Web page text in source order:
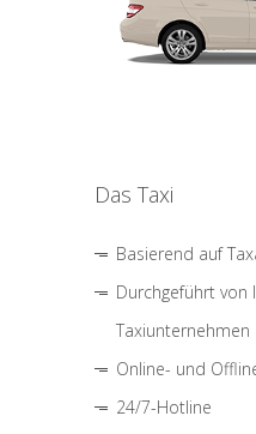
Das Taxi
Basierend auf
Durchgeführt von
Taxiunternehmen
Online- und
24/7-Hotline